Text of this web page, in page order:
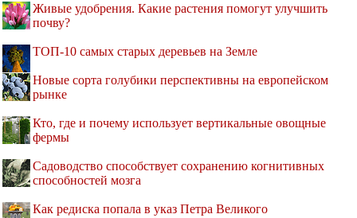
Живые удобрения. Какие растения помогут улучшить
почву?
ТОП-10 самых старых деревьев на Земле
Новые сорта голубики перспективны на европейском
рынке
Кто, где и почему использует вертикальные овощные
фермы
Садоводство способствует сохранению когнитивных
способностей мозга
Как редиска попала в указ Петра Великого